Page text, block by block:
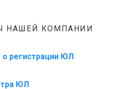
НАШЕЙ КОМПАНИИ
о регистрации ЮЛ
ЮЛ